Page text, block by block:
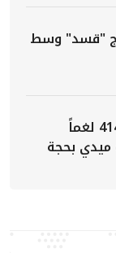
"قسد" وسط
مشروع "مسام" يتلف 4141 لغماً
ميدي بحجة